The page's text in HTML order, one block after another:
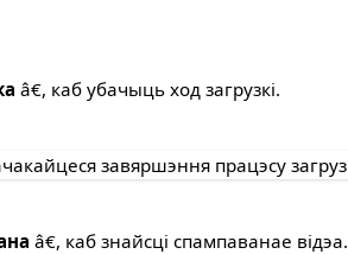
â€, каб убачыць ход загрузкі.
â€, каб знайсці спампаванае відэа.